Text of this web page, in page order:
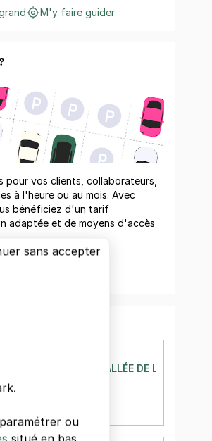
M'y faire guider
pour vos clients, collaborateurs,
à l'heure ou au mois. Avec
bénéficiez d'un tarif
adaptée et de moyens d'accès
PRÉFECTURE - ALLÉE DE LA TOISON
d'Or
sans accepter
ou